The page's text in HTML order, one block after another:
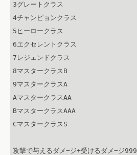
3グレートクラス
4チャンピョンクラス
5ヒーロークラス
6エクセレントクラス
7レジェンドクラス
8マスタークラスB
9マスタークラスA
AマスタークラスAA
BマスタークラスAAA
CマスタークラスS
攻撃で与えるダメ−ジ+受けるダメ−ジ999